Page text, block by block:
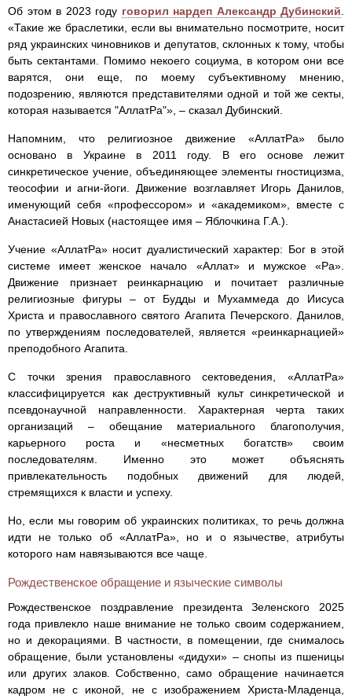
Об этом в 2023 году говорил нардеп Александр Дубинский.
«Такие же браслетики, если вы внимательно посмотрите, носит
ряд украинских чиновников и депутатов, склонных к тому, чтобы
быть сектантами. Помимо некоего социума, в котором они все
варятся, они еще, по моему субъективному мнению,
подозрению, являются представителями одной и той же секты,
которая называется "АллатРа"», – сказал Дубинский.
Напомним, что религиозное движение «АллатРа» было
основано в Украине в 2011 году. В его основе лежит
синкретическое учение, объединяющее элементы гностицизма,
теософии и агни-йоги. Движение возглавляет Игорь Данилов,
именующий себя «профессором» и «академиком», вместе с
Анастасией Новых (настоящее имя – Яблочкина Г.А.).
Учение «АллатРа» носит дуалистический характер: Бог в этой
системе имеет женское начало «Аллат» и мужское «Ра».
Движение признает реинкарнацию и почитает различные
религиозные фигуры – от Будды и Мухаммеда до Иисуса
Христа и православного святого Агапита Печерского. Данилов,
по утверждениям последователей, является «реинкарнацией»
преподобного Агапита.
С точки зрения православного сектоведения, «АллатРа»
классифицируется как деструктивный культ синкретической и
псевдонаучной направленности. Характерная черта таких
организаций – обещание материального благополучия,
карьерного роста и «несметных богатств» своим
последователям. Именно это может объяснять
привлекательность подобных движений для людей,
стремящихся к власти и успеху.
Но, если мы говорим об украинских политиках, то речь должна
идти не только об «АллатРа», но и о язычестве, атрибуты
которого нам навязываются все чаще.
Рождественское обращение и языческие символы
Рождественское поздравление президента Зеленского 2025
года привлекло наше внимание не только своим содержанием,
но и декорациями. В частности, в помещении, где снималось
обращение, были установлены «дидухи» – снопы из пшеницы
или других злаков. Собственно, само обращение начинается
кадром не с иконой, не с изображением Христа-Младенца,